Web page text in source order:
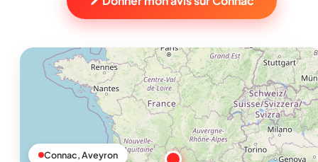
Connac, Aveyron